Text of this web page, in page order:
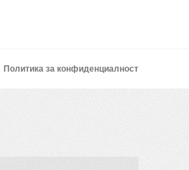
Политика за конфиденциалност